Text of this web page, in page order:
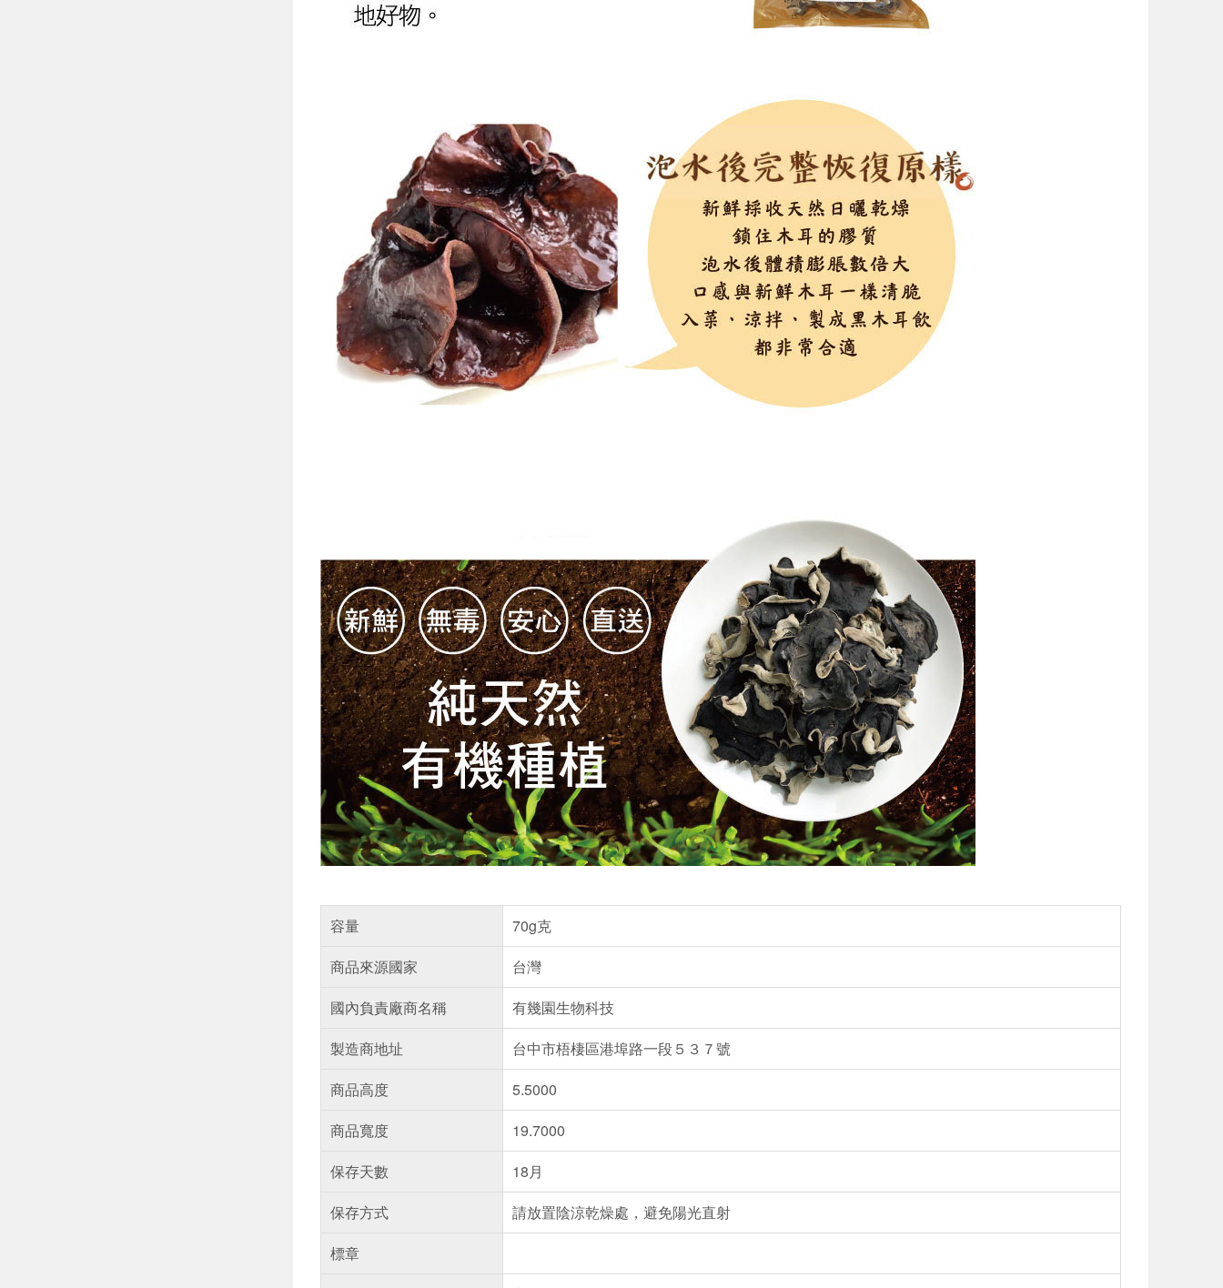
容量
70g克
商品來源國家
台灣
國內負責廠商名稱
有幾園生物科技
製造商地址
台中市梧棲區港埠路一段５３７號
商品高度
5.5000
商品寬度
19.7000
保存天數
18月
保存方式
請放置陰涼乾燥處，避免陽光直射
標章